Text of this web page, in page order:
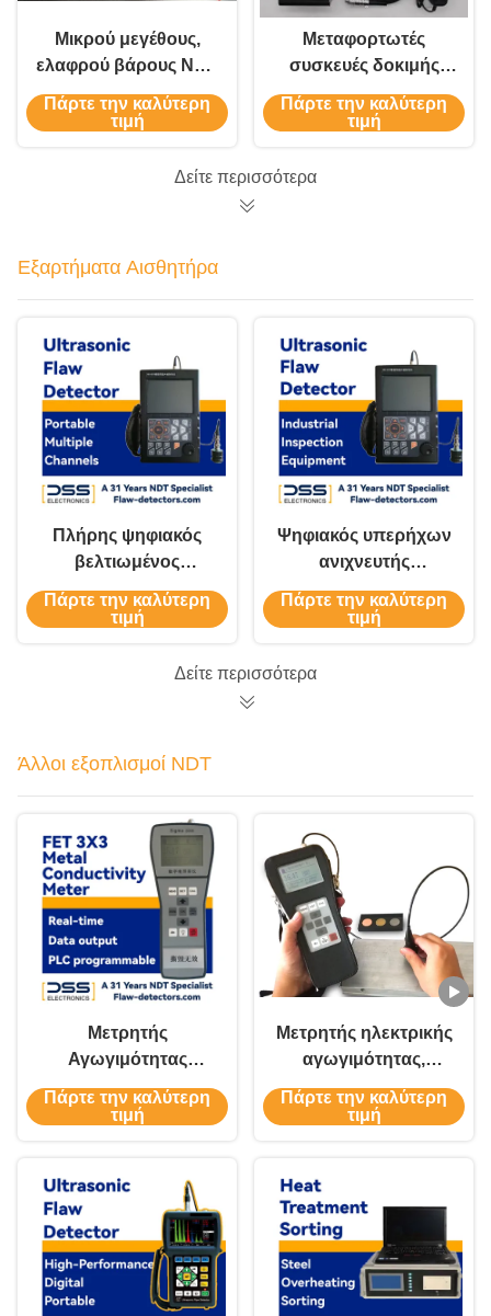
Μικρού μεγέθους,
ελαφρού βάρους NDT
προϊόντα μαγνητικών
σωματιδίων
Πάρτε την καλύτερη
τιμή
Μεταφορτωτές
συσκευές δοκιμής
μαγνητικών
σωματιδίων με
ελαττωμάτων
Πάρτε την καλύτερη
τιμή
Δείτε περισσότερα
Εξαρτήματα Αισθητήρα
Πλήρης ψηφιακός
βελτιωμένος
υπερηχητικός
ανιχνευτής
ανίχνευση ρωγμών
Πάρτε την καλύτερη
τιμή
Ψηφιακός υπερήχων
ανιχνευτής
ελαττωμάτων υψηλής
απόδοσης
Πάρτε την καλύτερη
τιμή
Δείτε περισσότερα
Άλλοι εξοπλισμοί NDT
Μετρητής
Αγωγιμότητας
Μετάλλων 60 KHz και
500 KHz 0.51% - 112%
Πάρτε την καλύτερη
τιμή
Μετρητής ηλεκτρικής
αγωγιμότητας,
τεμάχια εργασίας που
περιέχουν μη
Πάρτε την καλύτερη
τιμή